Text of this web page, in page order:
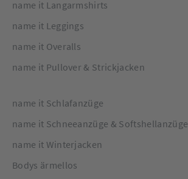
name it Langarmshirts
name it Leggings
name it Overalls
name it Pullover & Strickjacken
name it Schlafanzüge
name it Schneeanzüge & Softshellanzüge
name it Winterjacken
Bodys ärmellos